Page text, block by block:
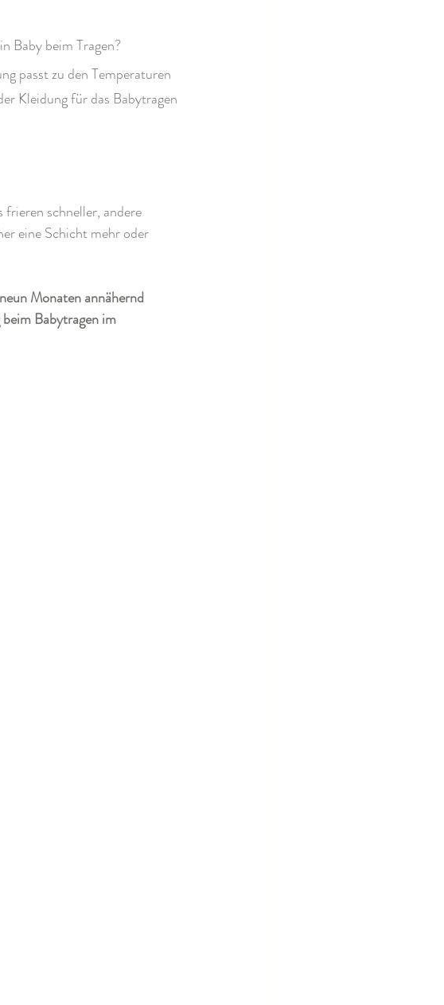
Baby beim Tragen?
passt zu den Temperaturen
Kleidung für das Babytragen
schneller, andere
eine Schicht mehr oder
neun Monaten annähernd
Babytragen im